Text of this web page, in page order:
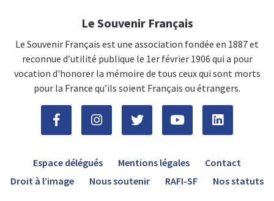
Le Souvenir Français
Le Souvenir Français est une association fondée en 1887 et
reconnue d’utilité publique le 1er février 1906 qui a pour
vocation d'honorer la mémoire de tous ceux qui sont morts
pour la France qu’ils soient Français ou étrangers.
Espace délégués Mentions légales
Contact
Droit à l’image
Nous soutenir RAFI-SF Nos statuts